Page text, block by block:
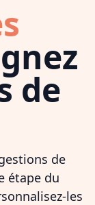
de
de
étape du
les